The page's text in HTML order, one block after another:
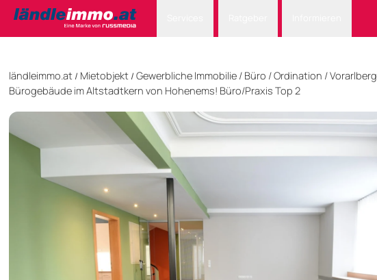
ländleimmo.at / Mietobjekt / Gewerbliche Immobilie / Büro / Ordination /Vorarlberg
Bürogebäude im Altstadtkern von Hohenems! Büro/Praxis Top 2